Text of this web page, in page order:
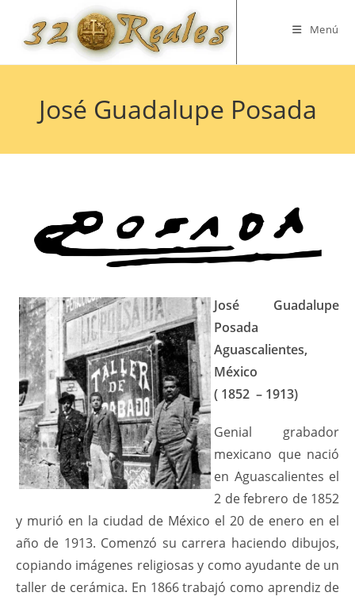
contenido
Menú
José Guadalupe Posada
José Guadalupe
Posada
Aguascalientes,
México
( 1852 – 1913)
Genial grabador
mexicano que nació
en Aguascalientes el
2 de febrero de 1852
y murió en la ciudad de México el 20 de enero en el
año de 1913. Comenzó su carrera haciendo dibujos,
copiando imágenes religiosas y como ayudante de un
taller de cerámica. En 1866 trabajó como aprendiz de